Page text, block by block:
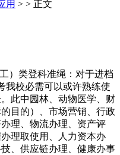
用 > > 正文
类登科准绳：对于进档
我校必需可以或许熟练使
此中园林、动物医学、财
目的）、市场营销、行政
理、物流办理、资产评
理取使用、人力资本办
、供应链办理、健康办事